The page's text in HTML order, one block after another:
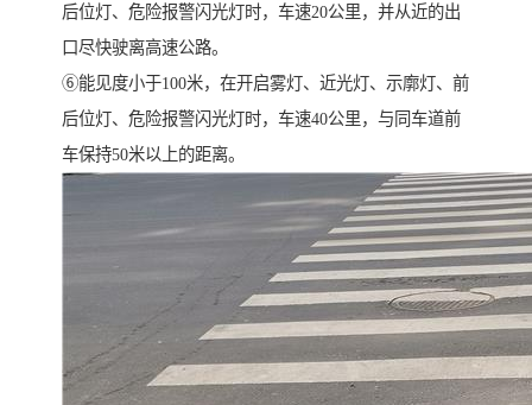
后位灯、危险报警闪光灯时，车速20公里，并从近的出
口尽快驶离高速公路。
⑥能见度小于100米，在开启雾灯、近光灯、示廓灯、前
后位灯、危险报警闪光灯时，车速40公里，与同车道前
车保持50米以上的距离。